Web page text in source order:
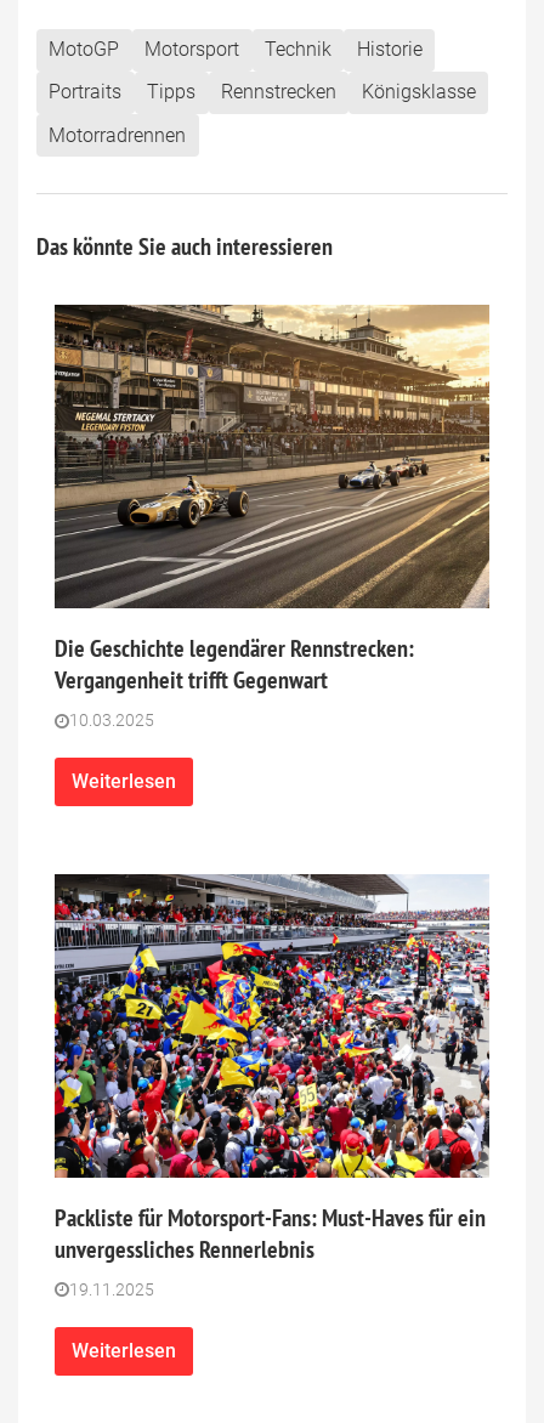
MotoGP Motorsport Technik
Historie
Portraits
Tipps Rennstrecken
Königsklasse
Motorradrennen
Das könnte Sie auch interessieren
Die Geschichte legendärer Rennstrecken:
Vergangenheit trifft Gegenwart
10.03.2025
Weiterlesen
Packliste für Motorsport-Fans: Must-Haves für ein
unvergessliches Rennerlebnis
19.11.2025
Weiterlesen